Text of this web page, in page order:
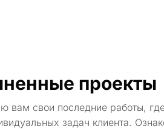
проекты
вам свои последние работы,
задач клиента.